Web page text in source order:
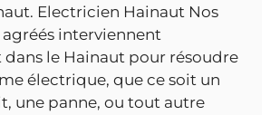
Electricien Hainaut Nos
interviennent
le Hainaut pour résoudre
électrique, que ce soit un
une panne, ou tout autre